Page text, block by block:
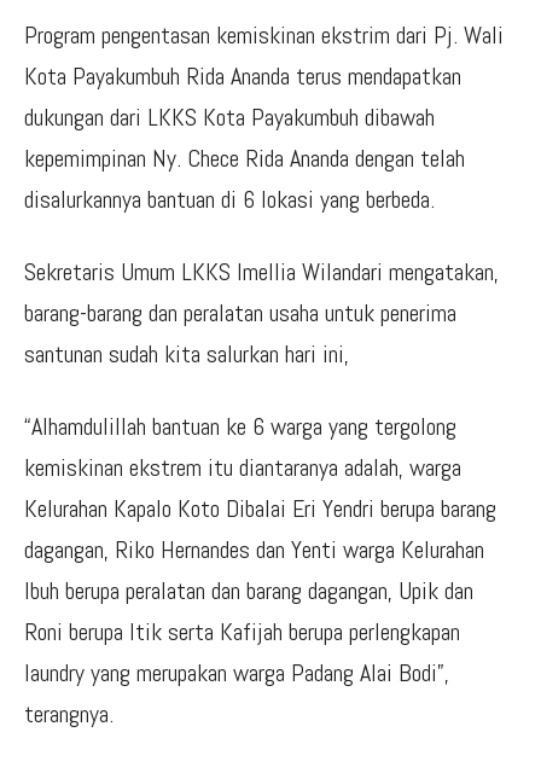
Program pengentasan kemiskinan ekstrim dari Pj. Wali
Kota Payakumbuh Rida Ananda terus mendapatkan
dukungan dari LKKS Kota Payakumbuh dibawah
kepemimpinan Ny. Chece Rida Ananda dengan telah
disalurkannya bantuan di 6 lokasi yang berbeda.
Sekretaris Umum LKKS Imellia Wilandari mengatakan,
barang-barang dan peralatan usaha untuk penerima
santunan sudah kita salurkan hari ini,
“Alhamdulillah bantuan ke 6 warga yang tergolong
kemiskinan ekstrem itu diantaranya adalah, warga
Kelurahan Kapalo Koto Dibalai Eri Yendri berupa barang
dagangan, Riko Hernandes dan Yenti warga Kelurahan
Ibuh berupa peralatan dan barang dagangan, Upik dan
Roni berupa Itik serta Kafijah berupa perlengkapan
laundry yang merupakan warga Padang Alai Bodi”,
terangnya.